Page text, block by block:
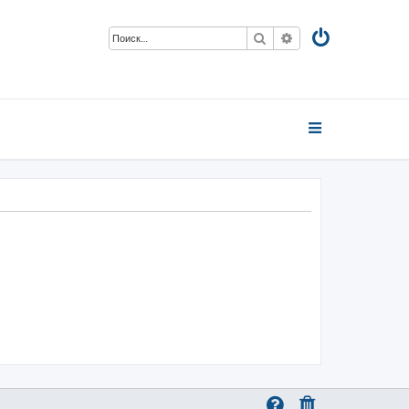
Поиск Расширенный